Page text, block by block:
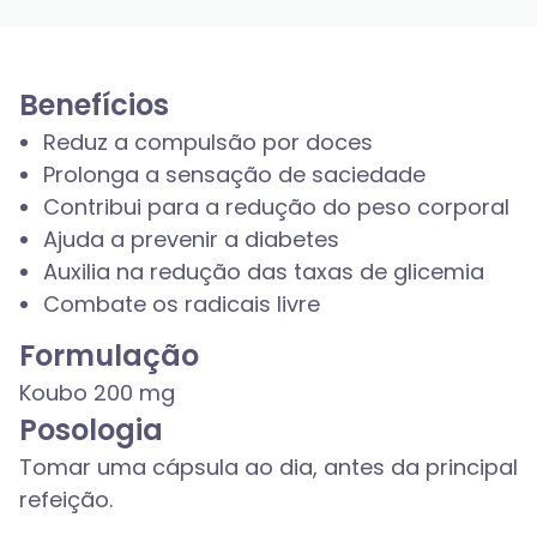
Benefícios
Reduz a compulsão por doces
Prolonga a sensação de saciedade
Contribui para a redução do peso corporal
Ajuda a prevenir a diabetes
Auxilia na redução das taxas de glicemia
Combate os radicais livre
Formulação
Koubo 200 mg
Posologia
Tomar uma cápsula ao dia, antes da principal
refeição.